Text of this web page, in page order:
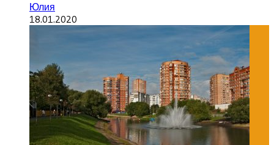
Юлия
18.01.2020